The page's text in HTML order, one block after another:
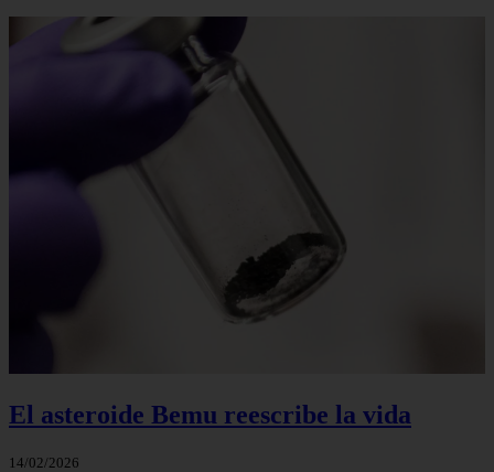
El asteroide Bemu reescribe la vida
14/02/2026